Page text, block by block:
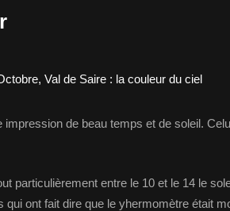
impression de beau temps et de soleil.
particulièrement entre le 10 et le 14 le
ont fait dire que le yhermomètre était